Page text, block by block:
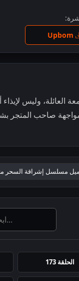
وليس لإيذاء
صاحب المتجر
مسلسل إشراقة السحر
الحلقة 173